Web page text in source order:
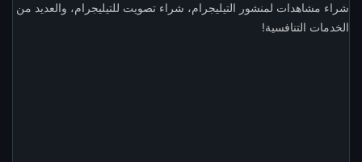
شراء مشاهدات لمنشور التيليجرام، شراء تصويت للتيليجرام، والعديد من
الخدمات التنافسية!